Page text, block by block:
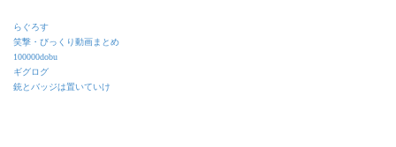
らぐろす
笑撃・びっくり動画まとめ
100000dobu
ギグログ
銃とバッジは置いていけ